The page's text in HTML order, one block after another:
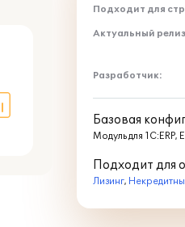
Подходит для
Актуальный
Разработчик:
Базовая
Модуль для 1С:ERP,
Подходит для
Лизинг,